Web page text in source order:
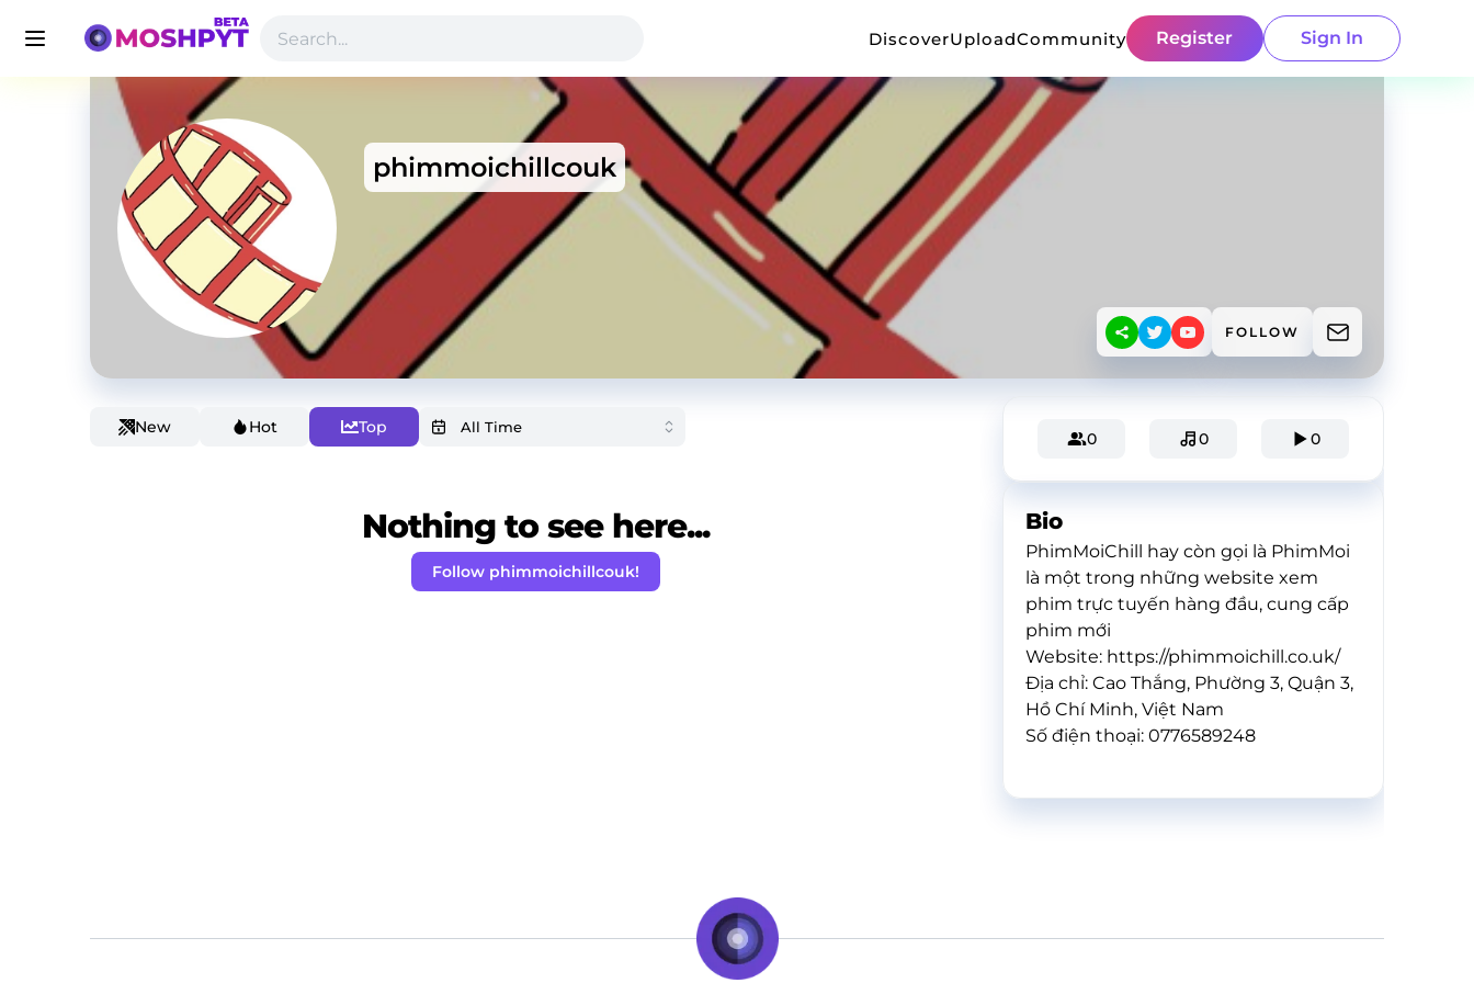
DiscoverUploadCommunity Register Sign In
phimmoichillcouk
FOLLOW
New Hot Top
Nothing to see here...
Follow phimmoichillcouk!
0 0 0
Bio
PhimMoiChill hay còn gọi là PhimMoi
là một trong những website xem
phim trực tuyến hàng đầu, cung cấp
phim mới
Website: https://phimmoichill.co.uk/
Địa chỉ: Cao Thắng, Phường 3, Quận 3,
Hồ Chí Minh, Việt Nam
Số điện thoại: 0776589248